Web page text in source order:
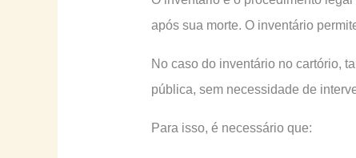
após sua morte. O inventário
No caso do inventário no cartório,
pública, sem necessidade de
Para isso, é necessário que: